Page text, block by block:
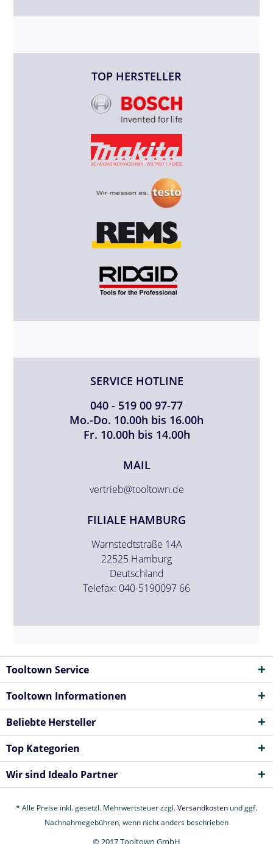
TOP HERSTELLER
SERVICE HOTLINE
040 - 519 00 97-77
Mo.-Do. 10.00h bis 16.00h
Fr. 10.00h bis 14.00h
MAIL
vertrieb@tooltown.de
FILIALE HAMBURG
Warnstedtstraße 14A
22525 Hamburg
Deutschland
Telefax: 040-5190097 66
Tooltown Service
Tooltown Informationen
Beliebte Hersteller
Top Kategorien
Wir sind Idealo Partner
* Alle Preise inkl. gesetzl. Mehrwertsteuer zzgl.Versandkosten und ggf.
Nachnahmegebühren, wenn nicht anders beschrieben
© 2017 Tooltown GmbH